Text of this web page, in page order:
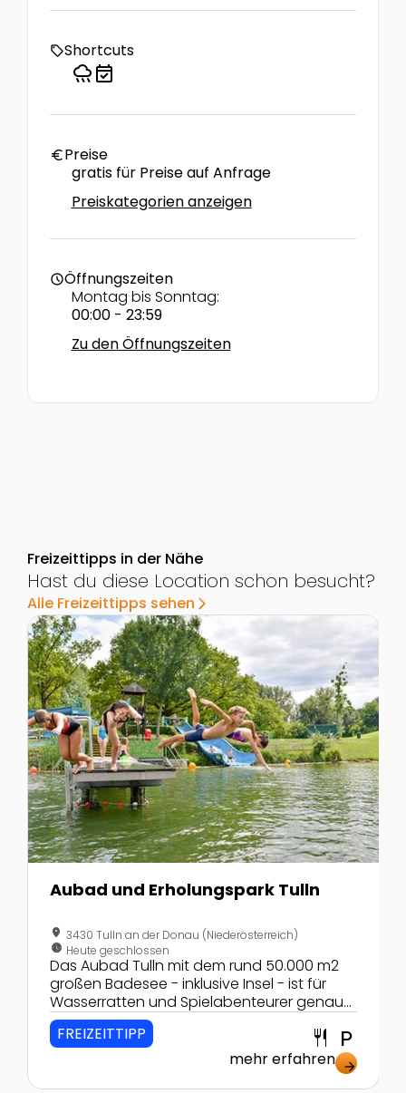
local_offerShortcuts
rainyevent_available
euroPreise
gratis für Preise auf Anfrage
Preiskategorien anzeigen
scheduleÖffnungszeiten
Montag bis Sonntag:
00:00 - 23:59
Zu den Öffnungszeiten
Freizeittipps in der Nähe
Hast du diese Location schon besucht?
Alle Freizeittipps sehen arrow_forward_ios
Zur Detailseite von Aubad und Erholungspark Tulln
Aubad und Erholungspark Tulln
location_on 3430 Tulln an der Donau (Niederösterreich)
nest_clock_farsight_analog Heute geschlossen
Das Aubad Tulln mit dem rund 50.000 m2
großen Badesee - inklusive Insel - ist für
Wasserratten und Spielabenteurer genau
richtig! Hier genießt man Wasserrutschen,
Spielplätze, einen Erlebnisspielbach,
Ballspielareale, einen Fitnessparcours,
FREIZEITTIPP restaurant local_parking
mehr erfahren arrow_forward